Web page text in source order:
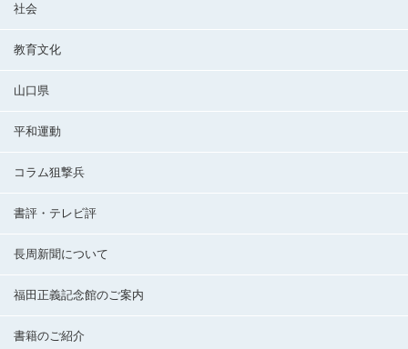
社会
教育文化
山口県
平和運動
コラム狙撃兵
書評・テレビ評
長周新聞について
福田正義記念館のご案内
書籍のご紹介